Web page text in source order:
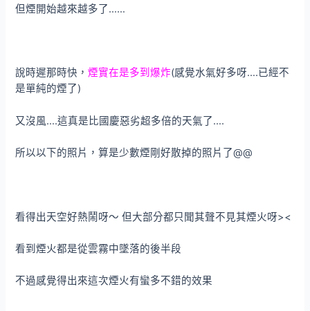
但煙開始越來越多了……
說時遲那時快，煙實在是多到爆炸(感覺水氣好多呀….已經不
是單純的煙了)
又沒風….這真是比國慶惡劣超多倍的天氣了….
所以以下的照片，算是少數煙剛好散掉的照片了@@
看得出天空好熱鬧呀～ 但大部分都只聞其聲不見其煙火呀><
看到煙火都是從雲霧中墜落的後半段
不過感覺得出來這次煙火有蠻多不錯的效果